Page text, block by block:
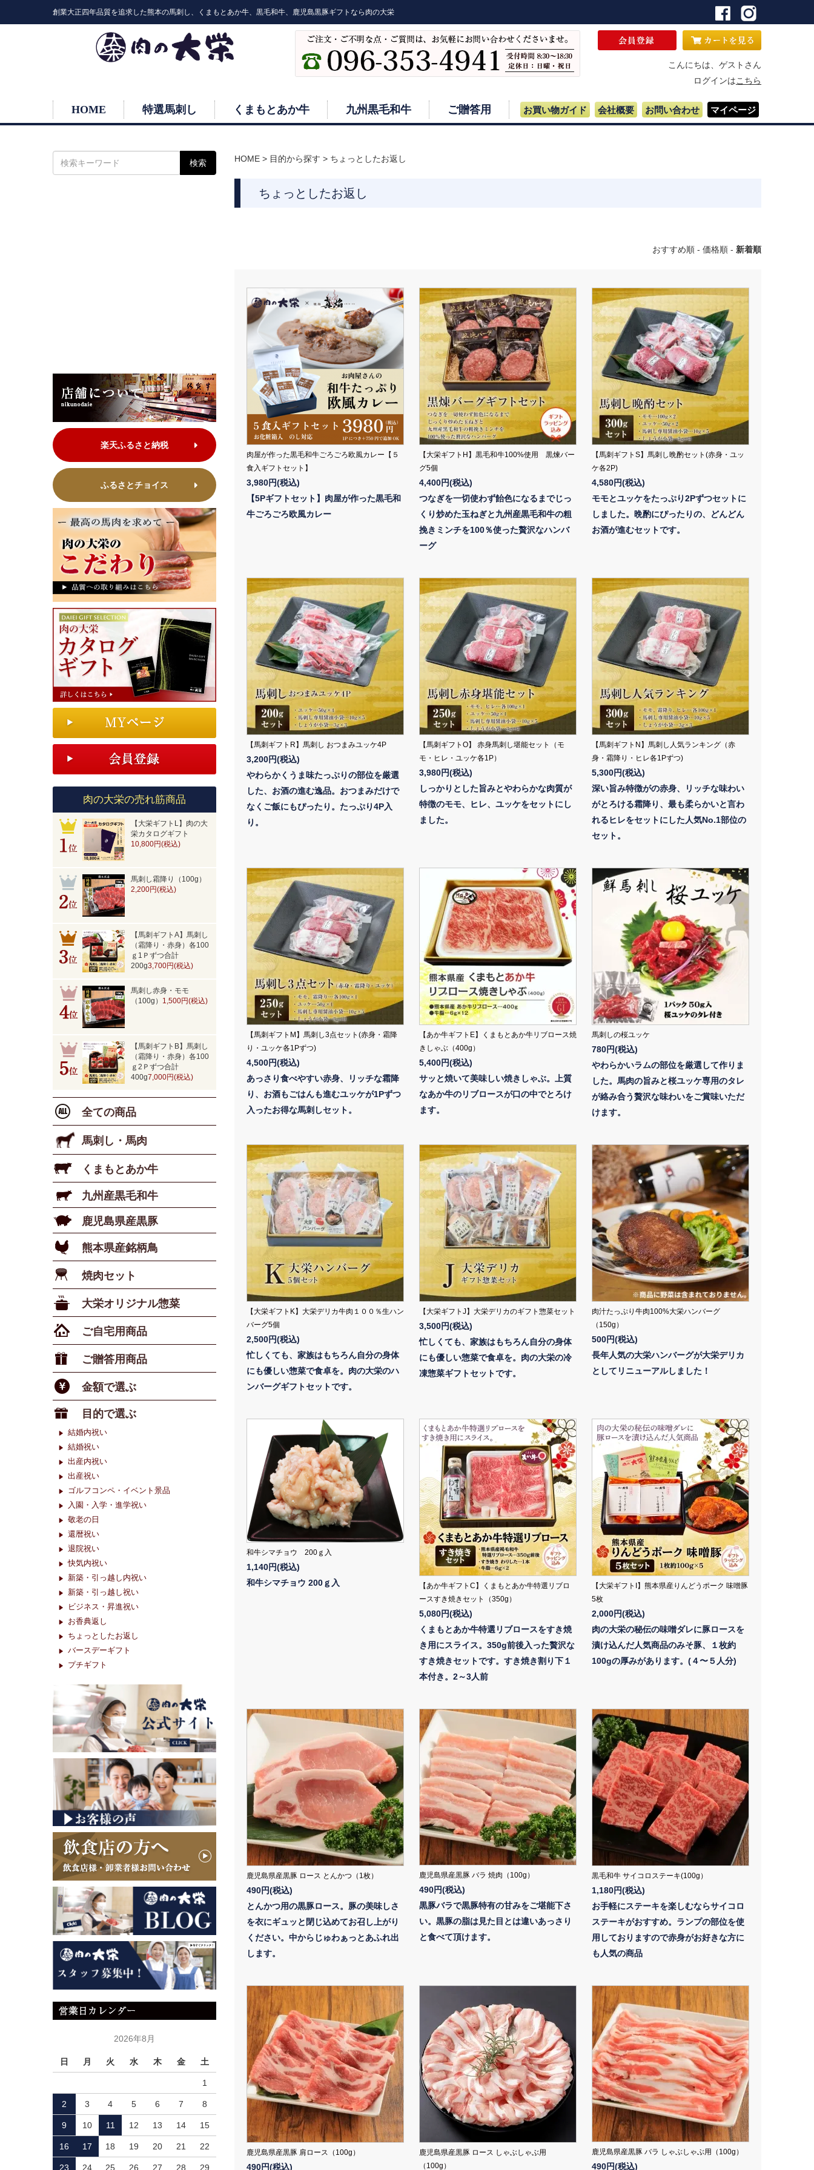
創業大正四年品質を追求した熊本の馬刺し、くまもとあか牛、黒毛和牛、鹿児島黒豚ギフトなら肉の大栄
こんにちは、ゲストさん
ログインはこちら
HOME 特選馬刺し くまもとあか牛 九州黒毛和牛 ご贈答用 お買い物ガイド 会社概要 お問い合わせ マイページ
HOME > 目的から探す > ちょっとしたお返し
ちょっとしたお返し
おすすめ順 - 価格順 - 新着順
肉屋が作った黒毛和牛ごろごろ欧風カレー【５
食入ギフトセット】
3,980円(税込)
【5Pギフトセット】肉屋が作った黒毛和
牛ごろごろ欧風カレー
【大栄ギフトH】黒毛和牛100%使用 黒煉バー
グ5個
4,400円(税込)
つなぎを一切使わず飴色になるまでじっ
くり炒めた玉ねぎと九州産黒毛和牛の粗
挽きミンチを100％使った贅沢なハンバ
ーグ
【馬刺ギフトS】馬刺し晩酌セット(赤身・ユッ
ケ各2P)
4,580円(税込)
モモとユッケをたっぷり2Pずつセットに
しました。晩酌にぴったりの、どんどん
お酒が進むセットです。
【馬刺ギフトR】馬刺し おつまみユッケ4P
3,200円(税込)
やわらかくうま味たっぷりの部位を厳選
した、お酒の進む逸品。おつまみだけで
なくご飯にもぴったり。たっぷり4P入
り。
【馬刺ギフトO】 赤身馬刺し堪能セット（モ
モ・ヒレ・ユッケ各1P）
3,980円(税込)
しっかりとした旨みとやわらかな肉質が
特徴のモモ、ヒレ、ユッケをセットにし
ました。
【馬刺ギフトN】馬刺し人気ランキング（赤
身・霜降り・ヒレ各1Pずつ)
5,300円(税込)
深い旨み特徴がの赤身、リッチな味わい
がとろける霜降り、最も柔らかいと言わ
れるヒレをセットにした人気No.1部位の
セット。
【馬刺ギフトM】馬刺し3点セット(赤身・霜降
り・ユッケ各1Pずつ)
4,500円(税込)
あっさり食べやすい赤身、リッチな霜降
り、お酒もごはんも進むユッケが1Pずつ
入ったお得な馬刺しセット。
【あか牛ギフトE】くまもとあか牛リブロース焼
きしゃぶ（400g）
5,400円(税込)
サッと焼いて美味しい焼きしゃぶ。上質
なあか牛のリブロースが口の中でとろけ
ます。
馬刺しの桜ユッケ
780円(税込)
やわらかいラムの部位を厳選して作りま
した。馬肉の旨みと桜ユッケ専用のタレ
が絡み合う贅沢な味わいをご賞味いただ
けます。
【大栄ギフトK】大栄デリカ牛肉１００％生ハン
バーグ5個
2,500円(税込)
忙しくても、家族はもちろん自分の身体
にも優しい惣菜で食卓を。肉の大栄のハ
ンバーグギフトセットです。
【大栄ギフトJ】大栄デリカのギフト惣菜セット
3,500円(税込)
忙しくても、家族はもちろん自分の身体
にも優しい惣菜で食卓を。肉の大栄の冷
凍惣菜ギフトセットです。
肉汁たっぷり牛肉100%大栄ハンバーグ
（150g）
500円(税込)
長年人気の大栄ハンバーグが大栄デリカ
としてリニューアルしました！
和牛シマチョウ 200ｇ入
1,140円(税込)
和牛シマチョウ 200ｇ入
【あか牛ギフトC】くまもとあか牛特選リブロ
ースすき焼きセット（350g）
5,080円(税込)
くまもとあか牛特選リブロースをすき焼
き用にスライス。350g前後入った贅沢な
すき焼きセットです。すき焼き割り下１
本付き。2～3人前
【大栄ギフトI】熊本県産りんどうポーク 味噌豚
5枚
2,000円(税込)
肉の大栄の秘伝の味噌ダレに豚ロースを
漬け込んだ人気商品のみそ豚、１枚約
100gの厚みがあります。(４〜５人分)
鹿児島県産黒豚 ロース とんかつ（1枚）
490円(税込)
とんかつ用の黒豚ロース。豚の美味しさ
を衣にギュッと閉じ込めてお召し上がり
ください。中からじゅわぁっとあふれ出
します。
鹿児島県産黒豚 バラ 焼肉（100g）
490円(税込)
黒豚バラで黒豚特有の甘みをご堪能下さ
い。黒豚の脂は見た目とは違いあっさり
と食べて頂けます。
黒毛和牛 サイコロステーキ(100g）
1,180円(税込)
お手軽にステーキを楽しむならサイコロ
ステーキがおすすめ。ランプの部位を使
用しておりますので赤身がお好きな方に
も人気の商品
鹿児島県産黒豚 肩ロース（100g）
490円(税込)
鹿児島県産黒豚 ロース しゃぶしゃぶ用
（100g）
鹿児島県産黒豚 バラ しゃぶしゃぶ用（100g）
490円(税込)
楽天ふるさと納税
ふるさとチョイス
肉の大栄の売れ筋商品
【大栄ギフトL】肉の大
栄カタログギフト
10,800円(税込)
馬刺し霜降り（100g）
2,200円(税込)
【馬刺ギフトA】馬刺し
（霜降り・赤身）各100
ｇ1Ｐずつ合計
200g3,700円(税込)
馬刺し赤身・モモ
（100g） 1,500円(税込)
【馬刺ギフトB】馬刺し
（霜降り・赤身）各100
ｇ2Ｐずつ合計
400g7,000円(税込)
全ての商品
馬刺し・馬肉
くまもとあか牛
九州産黒毛和牛
鹿児島県産黒豚
熊本県産銘柄鳥
焼肉セット
大栄オリジナル惣菜
ご自宅用商品
ご贈答用商品
金額で選ぶ
目的で選ぶ
結婚内祝い
結婚祝い
出産内祝い
出産祝い
ゴルフコンペ・イベント景品
入園・入学・進学祝い
敬老の日
還暦祝い
退院祝い
快気内祝い
新築・引っ越し内祝い
新築・引っ越し祝い
ビジネス・昇進祝い
お香典返し
ちょっとしたお返し
バースデーギフト
プチギフト
2026年8月
日 月 火 水 木 金 土
1
2 3 4 5 6 7 8
9 10 11 12 13 14 15
16 17 18 19 20 21 22
23 24 25 26 27 28 29